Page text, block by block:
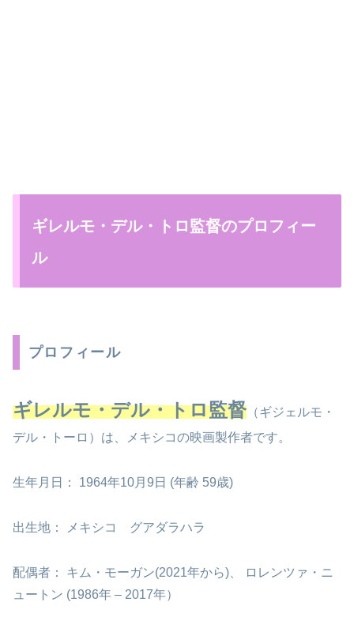
ギレルモ・デル・トロ監督のプロフィー
ル
プロフィール
ギレルモ・デル・トロ監督（ギジェルモ・
デル・トーロ）は、メキシコの映画製作者です。
生年月日： 1964年10月9日 (年齢 59歳)
出生地： メキシコ グアダラハラ
配偶者： キム・モーガン(2021年から)、 ロレンツァ・ニ
ュートン (1986年 – 2017年）